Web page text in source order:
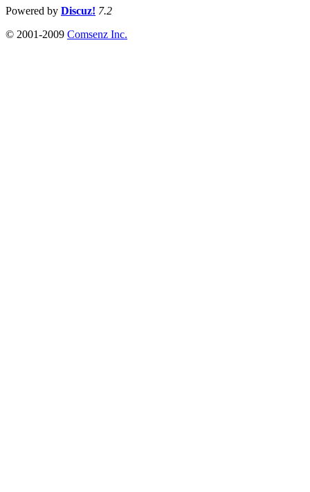
Powered by Discuz! 7.2
© 2001-2009 Comsenz Inc.